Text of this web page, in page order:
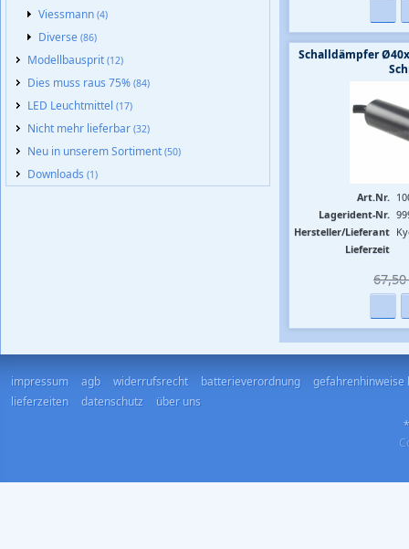
Viessmann (4)
Diverse (86)
Modellbausprit (12)
Dies muss raus 75% (84)
LED Leuchtmittel (17)
Nicht mehr lieferbar (32)
Neu in unserem Sortiment (50)
Downloads (1)
Schalldämpfer
Art.Nr.
Lagerident-Nr.
Hersteller/Lieferant
Lieferzeit
67,50
impressum agb widerrufsrecht batterieverordnung
gefahrenhinweise
lieferzeiten
datenschutz
über uns